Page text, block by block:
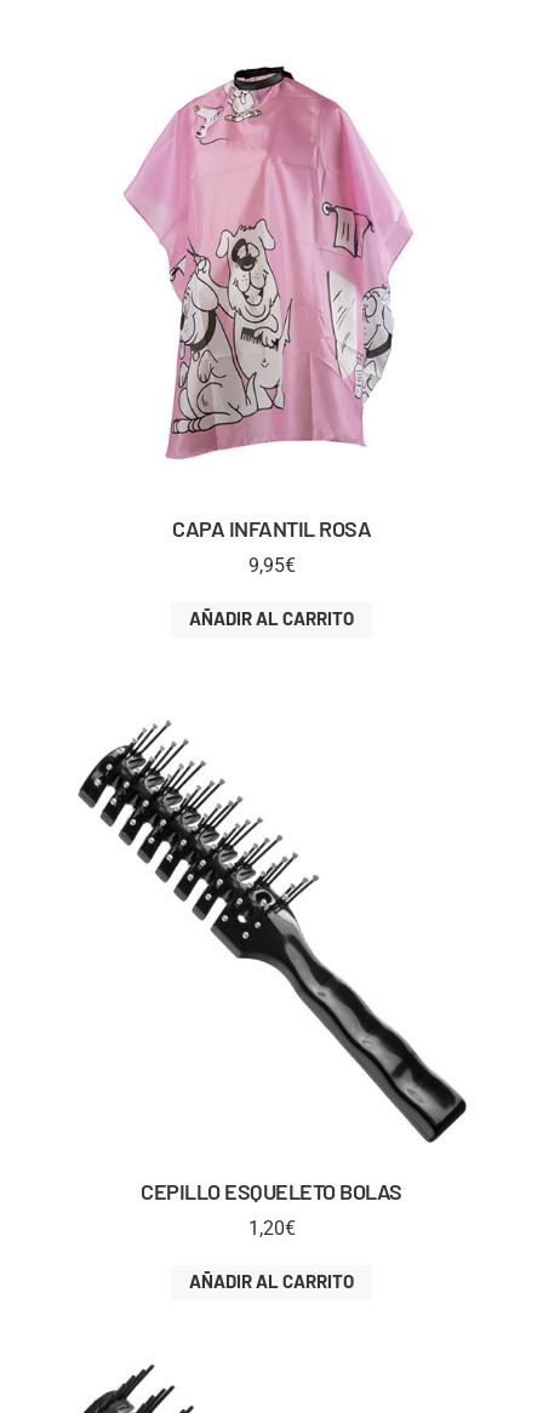
CAPA INFANTIL ROSA
9,95€
AÑADIR AL CARRITO
CEPILLO ESQUELETO BOLAS
1,20€
AÑADIR AL CARRITO